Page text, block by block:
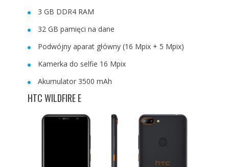
3 GB DDR4 RAM
32 GB pamięci na dane
Podwójny aparat główny (16 Mpix + 5 Mpix)
Kamerka do selfie 16 Mpix
Akumulator 3500 mAh
HTC WILDFIRE E